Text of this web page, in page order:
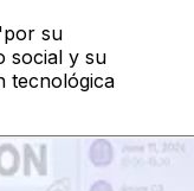
su
social y su
tecnológica